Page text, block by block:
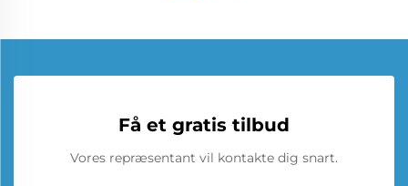
Få et gratis tilbud
Vores repræsentant vil kontakte dig snart.